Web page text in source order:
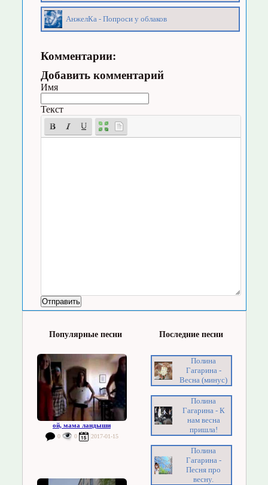
АнжелКа - Попроси у облаков
Комментарии:
Добавить комментарий
Имя
Текст
Популярные песни
ой, мама ландыши
0 0 2017-01-15
Последние песни
Полина
Гагарина -
Весна (минус)
Полина
Гагарина - К
нам весна
пришла!
Полина
Гагарина -
Песня про
весну.